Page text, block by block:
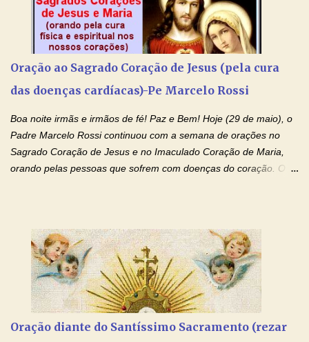
ajudando-me e eu me esforçarei para imitar tuas virtudes.
Glória… Amável protetor meu, o estudo geralmente é difícil, duro
e entediante para mim. Tu podes deixar tudo isso mais fácil e
esforço maior em meus estudos e uma vida mais digna de tua
santidade. Glória… Deus, que quiseste atrair tudo a teu unigênito
de te...
Oração ao Sagrado Coração de Jesus (pela cura
das doenças cardíacas)-Pe Marcelo Rossi
Boa noite irmãs e irmãos de fé! Paz e Bem! Hoje (29 de maio), o
Padre Marcelo Rossi continuou com a semana de orações no
Sagrado Coração de Jesus e no Imaculado Coração de Maria,
orando pelas pessoas que sofrem com doenças do coração. O
esta abençoada semana de orações no programa de rádio
Momento de Fé, vamos juntos formar uma forte corrente de
orações com o Padre Marcelo. Não desista do milagre, da cura;
tenha fé, creia firmemente e ore incessantemente até que o
Kairós aconteça em sua vida. Fique no Amor Ágape de Jesus e
Mensagem do Padre Marcelo Rossi por E-mail: Amados!! Nesta
Oração diante do Santíssimo Sacramento (rezar